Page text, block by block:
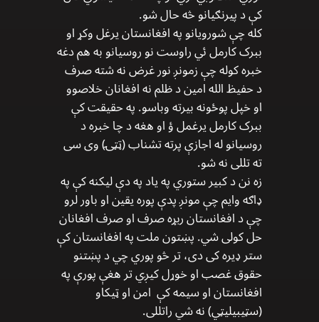
کې د پیرنګیانو څه حال شو.
کله چې شورویانو په افغانستان یرغل وکړ او
ببرک کارمل ئي راوست نو روسیانو به هم دغه
خبره کوله چې زمونږ نور غرض نه شته صرف
د حفیظ الله امین د ظلم نه افغانان خلاصوو
او خپل پوځونه بیرته وباسو. په حقیقت کې
ببرک کارمل یرغمل ؤ او هغه د چا خبره د
روسیانو له اجازې پرته تشناب (ټټۍ) وی سی
ته تللی نه شو.
زه نن د کبیر ستوري په یاد په دې لیکنه کې په
ډاګه وایم چې مونږ پدې پوره یقین او باور لرو
چې د افغانستان ربړه صرف او صرف افغانان
حل کولی شي. پښتون ملت په افغانستان کې
ستر ډیره کی دی، تر څو پوري چي د پښتنو
حقوق غصب او خوړل کیږي تر هغې پورې په
افغانستان او سیمه کې امن او ټیکاو
(سټیبیلیټي) نه شي راتللی.